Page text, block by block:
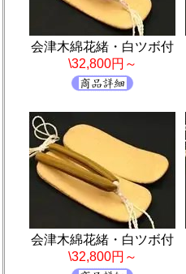
会津木綿花緒・白ツボ付
\32,800円～
会津木綿花緒・白ツボ付
\32,800円～